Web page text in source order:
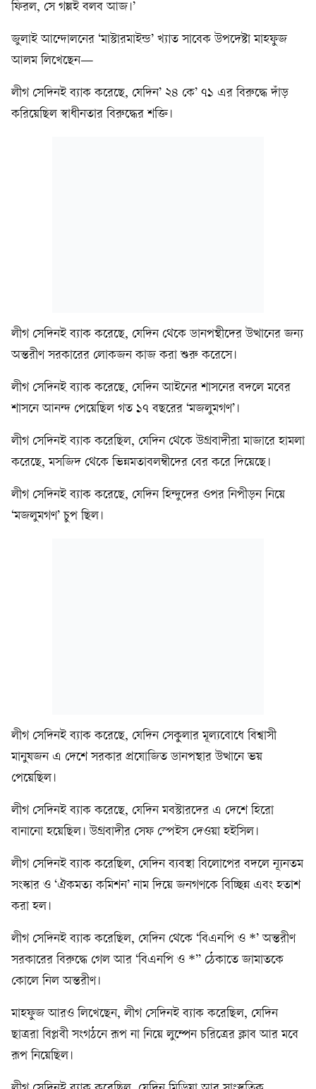
ফিরল, সে গল্পই বলব আজ।’
জুলাই আন্দোলনের ‘মাস্টারমাইন্ড’ খ্যাত সাবেক উপদেষ্টা মাহফুজ
আলম লিখেছেন—
লীগ সেদিনই ব্যাক করেছে, যেদিন’ ২৪ কে’ ৭১ এর বিরুদ্ধে দাঁড়
করিয়েছিল স্বাধীনতার বিরুদ্ধের শক্তি।
লীগ সেদিনই ব্যাক করেছে, যেদিন থেকে ডানপন্থীদের উত্থানের জন্য
অন্তরীণ সরকারের লোকজন কাজ করা শুরু করেসে।
লীগ সেদিনই ব্যাক করেছে, যেদিন আইনের শাসনের বদলে মবের
শাসনে আনন্দ পেয়েছিল গত ১৭ বছরের ‘মজলুমগণ’।
লীগ সেদিনই ব্যাক করেছিল, যেদিন থেকে উগ্রবাদীরা মাজারে হামলা
করেছে, মসজিদ থেকে ভিন্নমতাবলম্বীদের বের করে দিয়েছে।
লীগ সেদিনই ব্যাক করেছে, যেদিন হিন্দুদের ওপর নিপীড়ন নিয়ে
‘মজলুমগণ’ চুপ ছিল।
লীগ সেদিনই ব্যাক করেছে, যেদিন সেকুলার মূল্যবোধে বিশ্বাসী
মানুষজন এ দেশে সরকার প্রযোজিত ডানপন্থার উত্থানে ভয়
পেয়েছিল।
লীগ সেদিনই ব্যাক করেছে, যেদিন মবস্টারদের এ দেশে হিরো
বানানো হয়েছিল। উগ্রবাদীর সেফ স্পেইস দেওয়া হইসিল।
লীগ সেদিনই ব্যাক করেছিল, যেদিন ব্যবস্থা বিলোপের বদলে ন্যূনতম
সংস্কার ও ‘ঐকমত্য কমিশন’ নাম দিয়ে জনগণকে বিচ্ছিন্ন এবং হতাশ
করা হল।
লীগ সেদিনই ব্যাক করেছিল, যেদিন থেকে ‘বিএনপি ও *’ অন্তরীণ
সরকারের বিরুদ্ধে গেল আর ‘বিএনপি ও *’’ ঠেকাতে জামাতকে
কোলে নিল অন্তরীণ।
মাহফুজ আরও লিখেছেন, লীগ সেদিনই ব্যাক করেছিল, যেদিন
ছাত্ররা বিপ্লবী সংগঠনে রূপ না নিয়ে লুম্পেন চরিত্রের ক্লাব আর মবে
রূপ নিয়েছিল।